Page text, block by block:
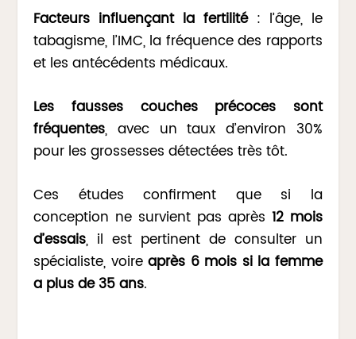
Facteurs influençant la fertilité: l’âge, le
tabagisme, l’IMC, la fréquence des rapports
et les antécédents médicaux.
Les fausses couches précoces sont
fréquentes, avec un taux d’environ 30%
pour les grossesses détectées très tôt.
Ces études confirment que si la
conception ne survient pas après 12 mois
d’essais, il est pertinent de consulter un
spécialiste, voireaprès 6 mois si la femme
a plus de 35 ans.